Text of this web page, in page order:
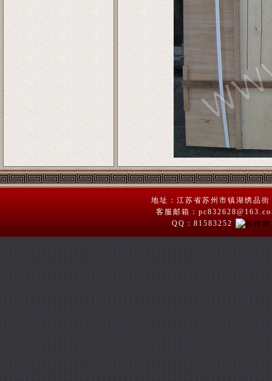
地址：江苏省苏州市镇湖绣品
客服邮箱：
QQ：81583252